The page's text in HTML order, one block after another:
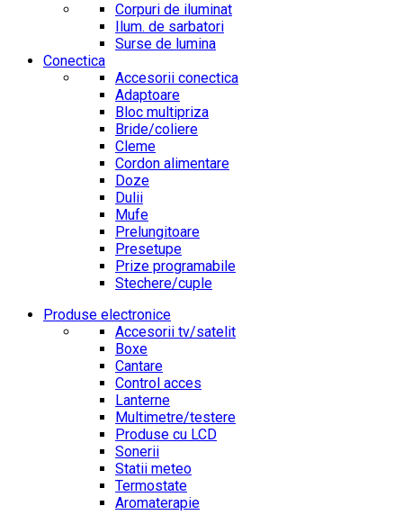
Corpuri de iluminat
Ilum. de sarbatori
Surse de lumina
Conectica
Accesorii conectica
Adaptoare
Bloc multipriza
Bride/coliere
Cleme
Cordon alimentare
Doze
Dulii
Mufe
Prelungitoare
Presetupe
Prize programabile
Stechere/cuple
Produse electronice
Accesorii tv/satelit
Boxe
Cantare
Control acces
Lanterne
Multimetre/testere
Produse cu LCD
Sonerii
Statii meteo
Termostate
Aromaterapie